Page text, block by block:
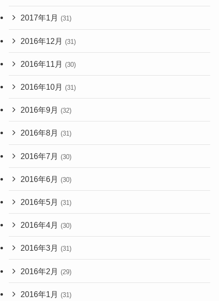
2017年1月 (31)
2016年12月 (31)
2016年11月 (30)
2016年10月 (31)
2016年9月 (32)
2016年8月 (31)
2016年7月 (30)
2016年6月 (30)
2016年5月 (31)
2016年4月 (30)
2016年3月 (31)
2016年2月 (29)
2016年1月 (31)